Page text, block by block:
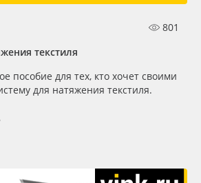
801
текстиля
пособие для тех, кто хочет своими
для натяжения текстиля.